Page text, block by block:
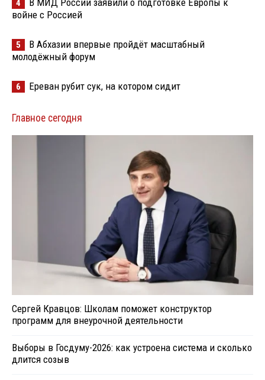
4
В МИД России заявили о подготовке Европы к
войне с Россией
5
В Абхазии впервые пройдёт масштабный
молодёжный форум
6 Ереван рубит сук, на котором сидит
Главное сегодня
Сергей Кравцов: Школам поможет конструктор
программ для внеурочной деятельности
Выборы в Госдуму-2026: как устроена система и сколько
длится созыв